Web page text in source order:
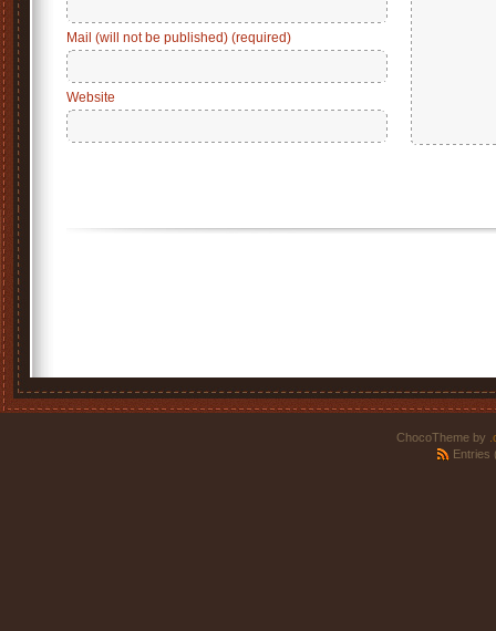
Mail (will not be published) (required)
Website
ChocoTheme by
Entries